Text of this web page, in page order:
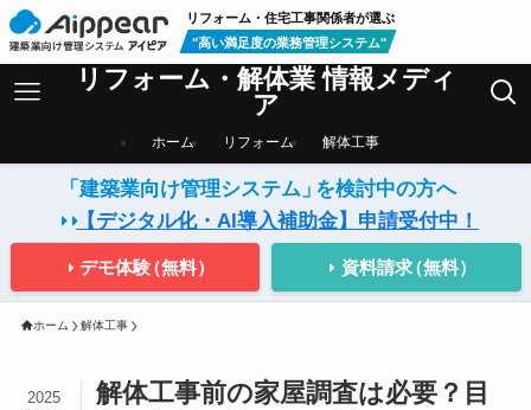
リフォーム・住宅工事関係者が選ぶ
"高い満足度の業務管理システム"
リフォーム・解体業 情報メディ
ア
ホーム リフォーム 解体工事
「建築業向け管理システム」を検討中の方へ
【デジタル化・AI導入補助金】申請受付中！
デモ体験（無料） 資料請求（無料）
ホーム 解体工事
解体工事前の家屋調査は必要？目
2025